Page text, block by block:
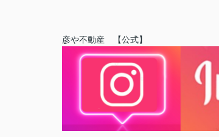
彦や不動産 【公式】